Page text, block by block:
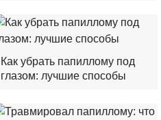
Как убрать папиллому под
глазом: лучшие способы